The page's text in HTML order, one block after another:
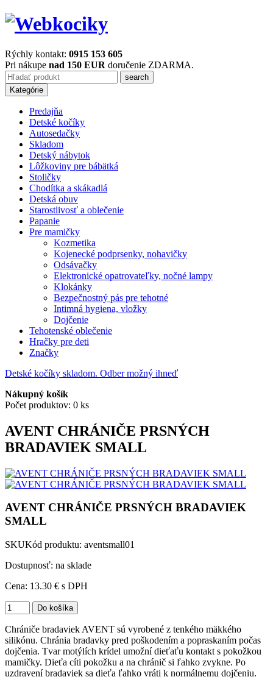
Rýchly kontakt: 0915 153 605
Pri nákupe nad 150 EUR doručenie ZDARMA.
Kategórie
Predajňa
Detské kočíky
Autosedačky
Skladom
Detský nábytok
Lôžkoviny pre bábätká
Stoličky
Chodítka a skákadlá
Detská obuv
Starostlivosť a oblečenie
Papanie
Pre mamičky
Kozmetika
Kojenecké podprsenky, nohavičky
Odsávačky
Elektronické opatrovateľky, nočné lampy
Klokánky
Bezpečnostný pás pre tehotné
Intimná hygiena, vložky
Dojčenie
Tehotenské oblečenie
Hračky pre deti
Značky
Detské kočíky skladom. Odber možný ihneď
Nákupný košík
Počet produktov: 0 ks
AVENT CHRÁNIČE PRSNÝCH
BRADAVIEK SMALL
AVENT CHRÁNIČE PRSNÝCH BRADAVIEK
SMALL
SKUKód produktu: aventsmall01
Dostupnosť: na sklade
Cena: 13.30 € s DPH
Chrániče bradaviek AVENT sú vyrobené z tenkého mäkkého
silikónu. Chránia bradavky pred poškodením a popraskaním počas
dojčenia. Tvar motýlích krídel umožní dieťaťu kontakt s pokožkou
mamičky. Dieťa cíti pokožku a na chránič si ľahko zvykne. Po
uzdravení bradaviek sa dieťa ľahko vráti k normálnemu dojčeniu.